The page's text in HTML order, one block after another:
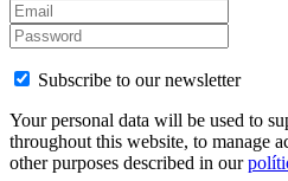
Subscribe to our newsletter
Your personal data will be used to
throughout this website, to manage
other purposes described in our